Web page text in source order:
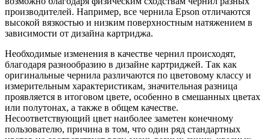
производителей. Например, все чернила Epson отличаются
высокой вязкостью и низким поверхностным натяжением в
зависимости от дизайна картриджа.
Необходимые изменения в качестве чернил происходят,
благодаря разнообразию в дизайне картриджей. Так как
оригинальные чернила различаются по цветовому классу и
измерительным характеристикам, значительная разница
проявляется в итоговом цвете, особенно в смешанных цветах
или полутонах, а также в общем качестве.
Несоответствующий цвет наиболее заметен конечному
пользователю, причина в том, что один ряд стандартных